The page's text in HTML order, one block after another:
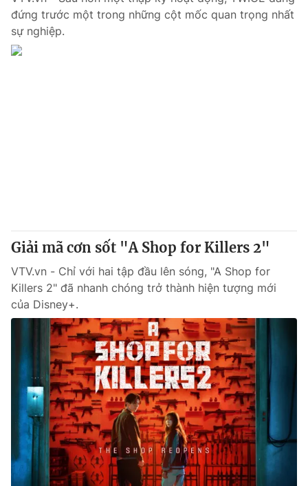
đứng trước một trong những cột mốc quan trọng nhất
sự nghiệp.
Giải mã cơn sốt "A Shop for Killers 2"
VTV.vn - Chỉ với hai tập đầu lên sóng, "A Shop for
Killers 2" đã nhanh chóng trở thành hiện tượng mới
của Disney+.